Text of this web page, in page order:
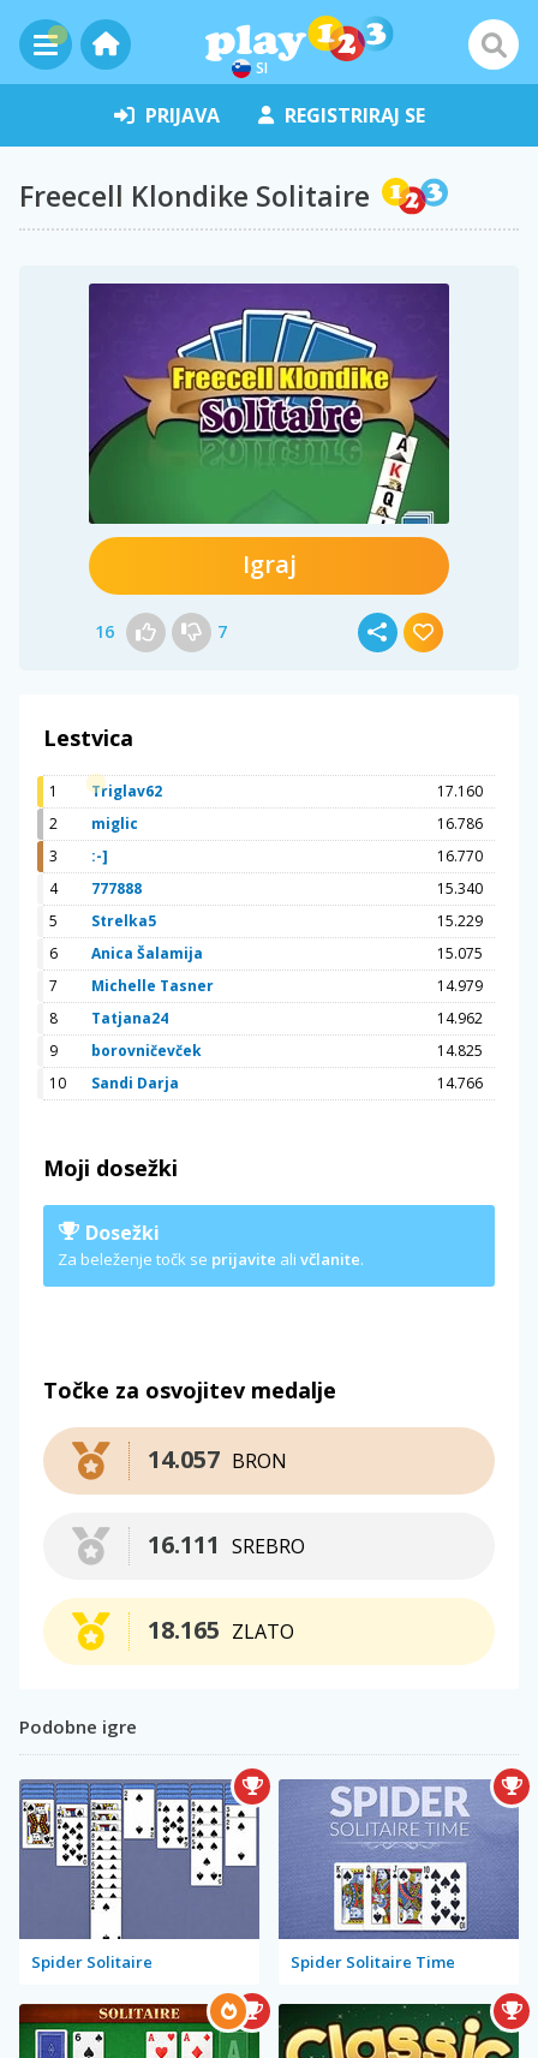
SI
PRIJAVA REGISTRIRAJ SE
Freecell Klondike Solitaire
Igraj
16 7
Lestvica
1 Triglav62
17.160
2
miglic
16.786
3
:-]
16.770
4
777888
15.340
5
Strelka5
15.229
6
Anica Šalamija
15.075
7
Michelle Tasner
14.979
8
Tatjana24
14.962
9
borovničevček
14.825
10
Sandi Darja 14.766
Moji dosežki
Dosežki
Za beleženje točk se prijavite ali včlanite.
Točke za osvojitev medalje
BRON
14.057
SREBRO
16.111
ZLATO
18.165
Podobne igre
Spider Solitaire Spider Solitaire Time